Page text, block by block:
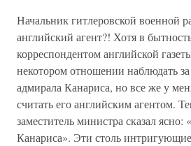
Начальник гитлеровской военной
английский агент?! Хотя в
корреспондентом английской
некотором отношении наблюдать
адмирала Канариса, но все же у
считать его английским агентом.
заместитель министра сказал
Канариса». Эти столь